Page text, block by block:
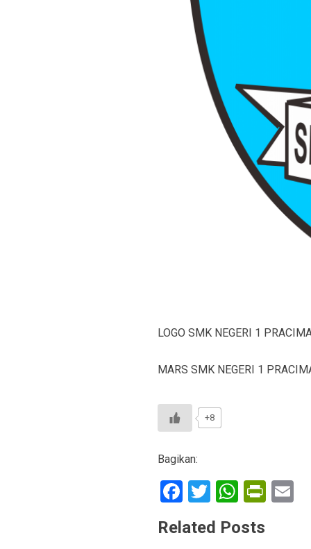
LOGO SMK NEGERI 1
MARS SMK NEGERI 1
+8
Bagikan:
F
ce
T
wi
tt
W
at
Pr
Related Posts